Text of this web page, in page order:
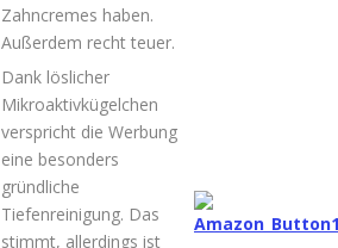
Zahncremes haben.
Außerdem recht teuer.
Dank löslicher
Mikroaktivkügelchen
verspricht die Werbung
eine besonders
gründliche
Tiefenreinigung. Das
stimmt, allerdings ist